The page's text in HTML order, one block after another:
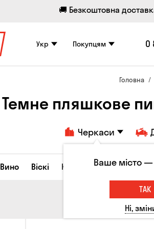
🚚 Безкоштовна
Укр Покупцям 0
Головна
Темне пляшкове
Черкаси
Вино Віскі Коктейлі Соджу
Ваше місто —
ТАК
Ні,